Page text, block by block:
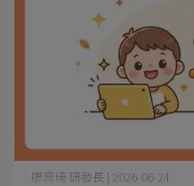
廖育琦 研發長 | 2026-06-24